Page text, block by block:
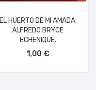
EL HUERTO DE MI AMADA,
ALFREDO BRYCE
ECHENIQUE.
1,00 €